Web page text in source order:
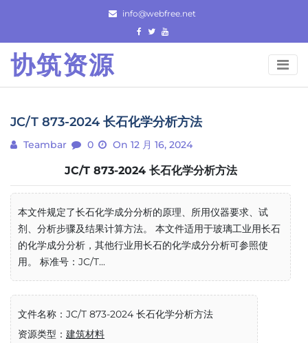
content
info@webfree.net
协筑资源
JC/T 873-2024 长石化学分析方法
Teambar 0 On 12 月 16, 2024
JC/T 873-2024 长石化学分析方法
本文件规定了长石化学成分分析的原理、所用仪器要求、试
剂、分析步骤及结果计算方法。 本文件适用于玻璃工业用长石
的化学成分分析，其他行业用长石的化学成分分析可参照使
用。 标准号：JC/T...
文件名称：JC/T 873-2024 长石化学分析方法
资源类型： 建筑材料